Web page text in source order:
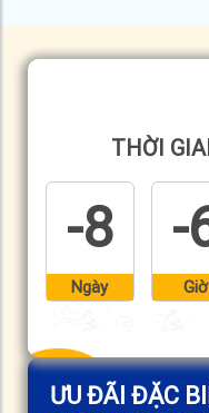
ƯU ĐÃI ĐẶC
THỜI
-8
Ngày
-
Giờ